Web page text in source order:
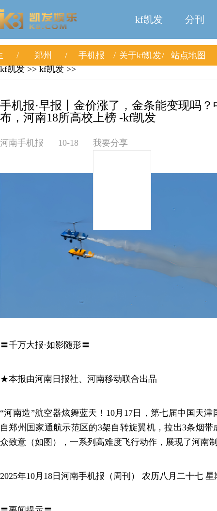
kf凯发 分刊
郑州 手机报 关于kf凯发
站点地图
kf凯发 >> kf凯发 >>
手机报·早报丨金价涨了，金条能变现吗
布，河南18所高校上榜 -kf凯发
河南手机报 10-18 我要分享
〓千万大报·如影随形〓
★本报由河南日报社、河南移动联合出品
“河南造”航空器炫舞蓝天！10月17日，第七届中国天
自郑州国家通航示范区的3架自转旋翼机，拉出3条烟
众致意（如图），一系列高难度飞行动作，展现了河南
2025年10月18日河南手机报（周刊） 农历八月二十七 星